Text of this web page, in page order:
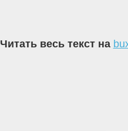
Читать весь текст на